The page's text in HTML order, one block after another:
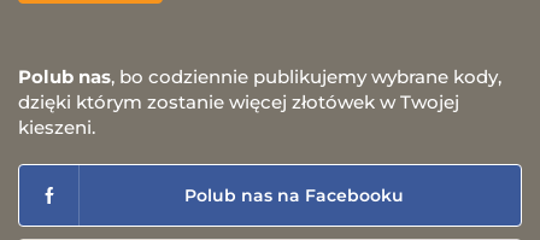
Polub nas, bo codziennie publikujemy wybrane kody,
dzięki którym zostanie więcej złotówek w Twojej
kieszeni.
Polub nas na Facebooku